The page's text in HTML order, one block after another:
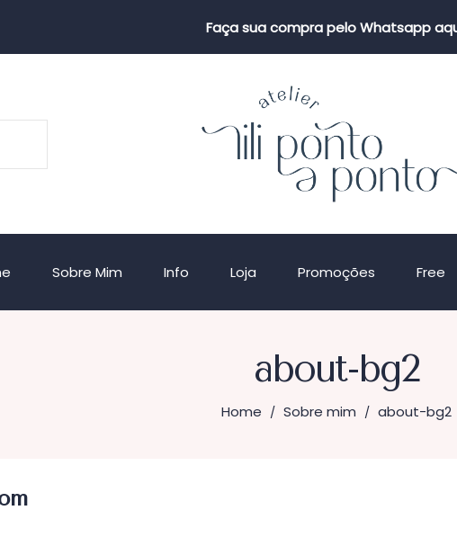
Faça sua compra pelo Whatsapp
Sobre Mim Info Loja Promoções Free
about-bg2
Home / Sobre mim / about-bg2